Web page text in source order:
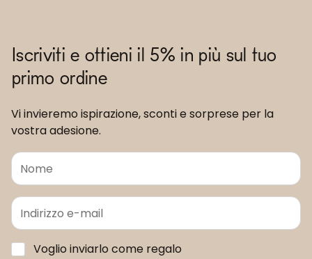
Iscriviti e ottieni il 5% in più sul tuo
primo ordine
Vi invieremo ispirazione, sconti e sorprese per la
vostra adesione.
Voglio inviarlo come regalo